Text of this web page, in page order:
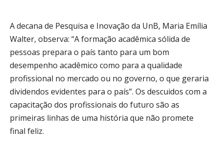
A decana de Pesquisa e Inovação da UnB, Maria Emília
Walter, observa: “A formação acadêmica sólida de
pessoas prepara o país tanto para um bom
desempenho acadêmico como para a qualidade
profissional no mercado ou no governo, o que geraria
dividendos evidentes para o país”. Os descuidos com a
capacitação dos profissionais do futuro são as
primeiras linhas de uma história que não promete
final feliz.